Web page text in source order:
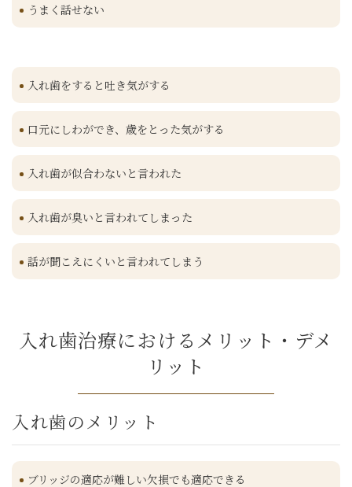
うまく話せない
入れ歯をすると吐き気がする
口元にしわができ、歳をとった気がする
入れ歯が似合わないと言われた
入れ歯が臭いと言われてしまった
話が聞こえにくいと言われてしまう
入れ歯治療におけるメリット・デメ
リット
入れ歯のメリット
ブリッジの適応が難しい欠損でも適応できる